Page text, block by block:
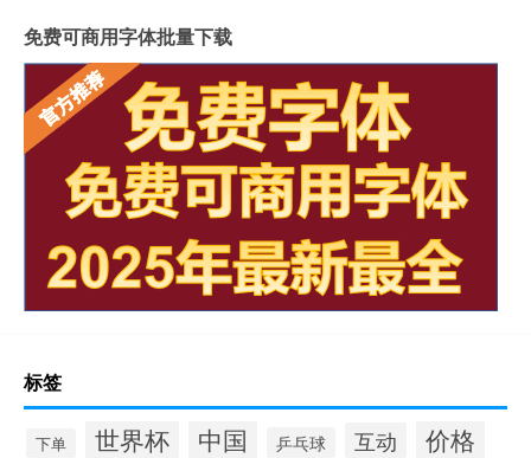
免费可商用字体批量下载
标签
下单 世界杯 中国 乒乓球 互动 价格